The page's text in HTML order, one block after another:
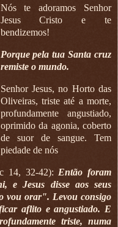
Nós te adoramos Senhor
Jesus Cristo e te
bendizemos!
Porque pela tua Santa cruz
remiste o mundo.
Senhor Jesus, no Horto das
Oliveiras, triste até a morte,
profundamente angustiado,
oprimido da agonia, coberto
de suor de sangue. Tem
piedade de nós
14, 32-42): Então foram
e Jesus disse aos seus
vou orar". Levou consigo
aflito e angustiado. E
triste, numa